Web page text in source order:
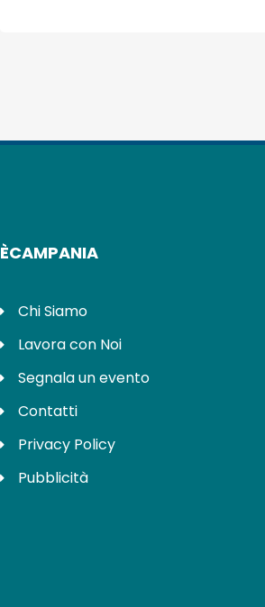
ÈCAMPANIA
Chi Siamo
Lavora con Noi
Segnala un evento
Contatti
Privacy Policy
Pubblicità